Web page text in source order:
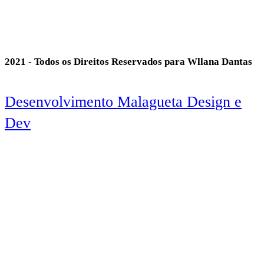
2021 - Todos os Direitos Reservados para Wllana Dantas
Desenvolvimento Malagueta Design e
Dev